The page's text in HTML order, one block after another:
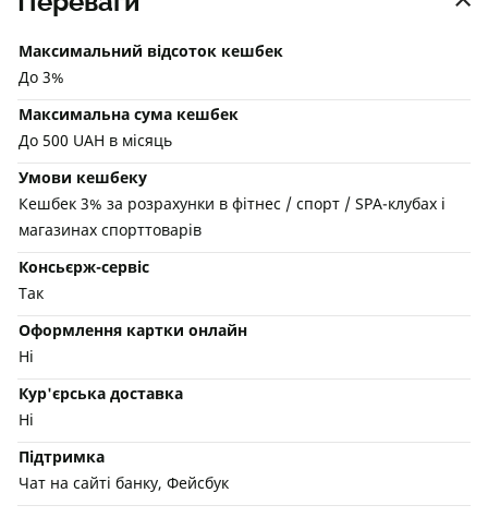
Максимальний відсоток кешбек
До 3%
Максимальна сума кешбек
До 500 UAH в місяць
Умови кешбеку
Кешбек 3% за розрахунки в фітнес / спорт / SPA-клубах і
магазинах спорттоварів
Консьєрж-сервіс
Так
Оформлення картки онлайн
Ні
Кур'єрська доставка
Ні
Підтримка
Чат на сайті банку, Фейсбук